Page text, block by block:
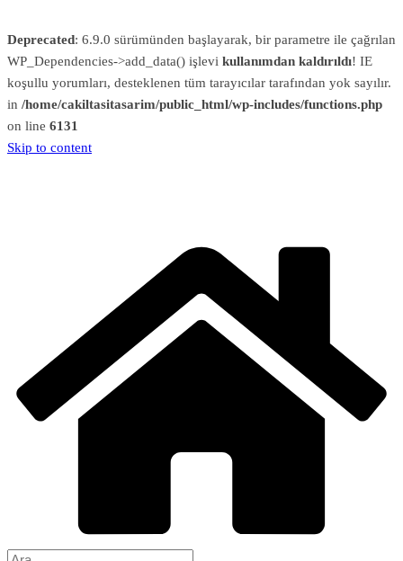
Deprecated: 6.9.0 sürümünden başlayarak, bir parametre ile çağrılan
WP_Dependencies->add_data() işlevi kullanımdan kaldırıldı! IE
koşullu yorumları, desteklenen tüm tarayıcılar tarafından yok sayılır.
in /home/cakiltasitasarim/public_html/wp-includes/functions.php
on line 6131
Skip to content